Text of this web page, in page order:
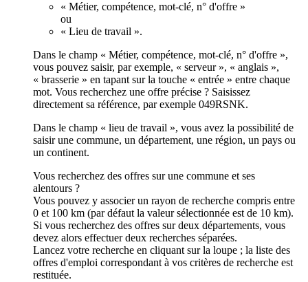
« Métier, compétence, mot-clé, n° d'offre »
ou
« Lieu de travail ».
Dans le champ « Métier, compétence, mot-clé, n° d'offre »,
vous pouvez saisir, par exemple, « serveur », « anglais »,
« brasserie » en tapant sur la touche « entrée » entre chaque
mot. Vous recherchez une offre précise ? Saisissez
directement sa référence, par exemple 049RSNK.
Dans le champ « lieu de travail », vous avez la possibilité de
saisir une commune, un département, une région, un pays ou
un continent.
Vous recherchez des offres sur une commune et ses
alentours ?
Vous pouvez y associer un rayon de recherche compris entre
0 et 100 km (par défaut la valeur sélectionnée est de 10 km).
Si vous recherchez des offres sur deux départements, vous
devez alors effectuer deux recherches séparées.
Lancez votre recherche en cliquant sur la loupe ; la liste des
offres d'emploi correspondant à vos critères de recherche est
restituée.